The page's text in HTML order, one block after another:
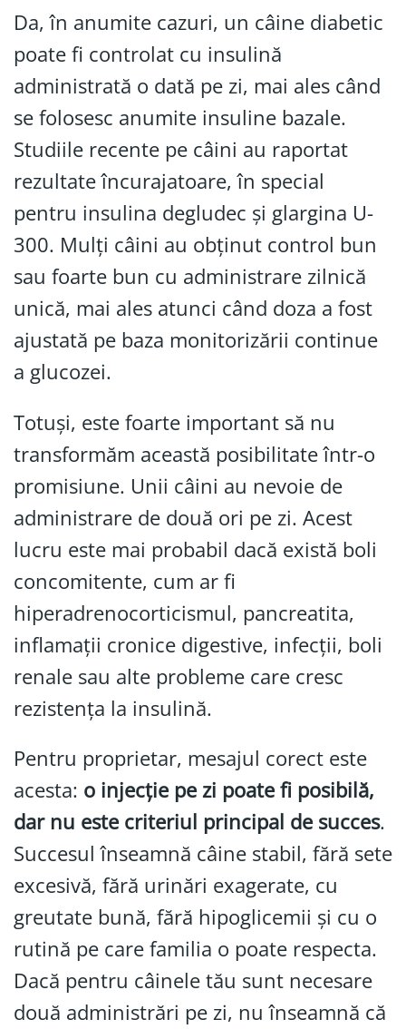
Da, în anumite cazuri, un câine diabetic
poate fi controlat cu insulină
administrată o dată pe zi, mai ales când
se folosesc anumite insuline bazale.
Studiile recente pe câini au raportat
rezultate încurajatoare, în special
pentru insulina degludec și glargina U-
300. Mulți câini au obținut control bun
sau foarte bun cu administrare zilnică
unică, mai ales atunci când doza a fost
ajustată pe baza monitorizării continue
a glucozei.
Totuși, este foarte important să nu
transformăm această posibilitate într-o
promisiune. Unii câini au nevoie de
administrare de două ori pe zi. Acest
lucru este mai probabil dacă există boli
concomitente, cum ar fi
hiperadrenocorticismul, pancreatita,
inflamații cronice digestive, infecții, boli
renale sau alte probleme care cresc
rezistența la insulină.
Pentru proprietar, mesajul corect este
acesta: o injecție pe zi poate fi posibilă,
dar nu este criteriul principal de succes.
Succesul înseamnă câine stabil, fără sete
excesivă, fără urinări exagerate, cu
greutate bună, fără hipoglicemii și cu o
rutină pe care familia o poate respecta.
Dacă pentru câinele tău sunt necesare
două administrări pe zi, nu înseamnă că